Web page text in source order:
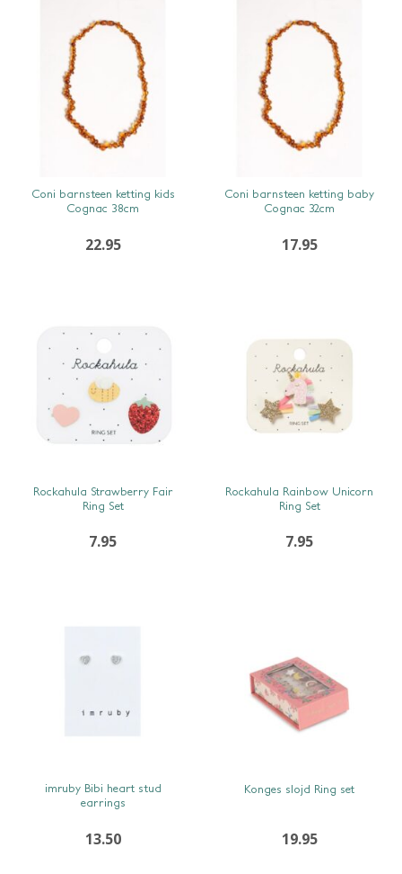
SNEL BEKIJKEN
Coni barnsteen ketting kids
Cognac 38cm
22.95
SNEL BEKIJKEN
Coni barnsteen ketting baby
Cognac 32cm
17.95
Rockahula Strawberry Fair
Ring Set
7.95
Rockahula Rainbow Unicorn
Ring Set
7.95
SNEL BEKIJKEN
imruby Bibi heart stud
earrings
13.50
Konges slojd Ring set
19.95